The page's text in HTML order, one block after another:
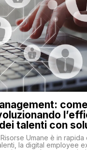
talenti con
Umane è in rapida
la digital employee